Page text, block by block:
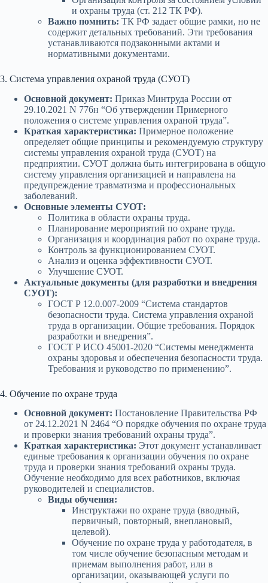
и охраны труда (ст. 212 ТК РФ).
Важно помнить: ТК РФ задает общие рамки, но не
содержит детальных требований. Эти требования
устанавливаются подзаконными актами и
нормативными документами.
3. Система управления охраной труда (СУОТ)
Основной документ: Приказ Минтруда России от
29.10.2021 N 776н “Об утверждении Примерного
положения о системе управления охраной труда”.
Краткая характеристика: Примерное положение
определяет общие принципы и рекомендуемую структуру
системы управления охраной труда (СУОТ) на
предприятии. СУОТ должна быть интегрирована в общую
систему управления организацией и направлена на
предупреждение травматизма и профессиональных
заболеваний.
Основные элементы СУОТ:
Политика в области охраны труда.
Планирование мероприятий по охране труда.
Организация и координация работ по охране труда.
Контроль за функционированием СУОТ.
Анализ и оценка эффективности СУОТ.
Улучшение СУОТ.
Актуальные документы (для разработки и внедрения
СУОТ):
ГОСТ Р 12.0.007-2009 “Система стандартов
безопасности труда. Система управления охраной
труда в организации. Общие требования. Порядок
разработки и внедрения”.
ГОСТ Р ИСО 45001-2020 “Системы менеджмента
охраны здоровья и обеспечения безопасности труда.
Требования и руководство по применению”.
4. Обучение по охране труда
Основной документ: Постановление Правительства РФ
от 24.12.2021 N 2464 “О порядке обучения по охране труда
и проверки знания требований охраны труда”.
Краткая характеристика: Этот документ устанавливает
единые требования к организации обучения по охране
труда и проверки знания требований охраны труда.
Обучение необходимо для всех работников, включая
руководителей и специалистов.
Виды обучения:
Инструктажи по охране труда (вводный,
первичный, повторный, внеплановый,
целевой).
Обучение по охране труда у работодателя, в
том числе обучение безопасным методам и
приемам выполнения работ, или в
организации, оказывающей услуги по